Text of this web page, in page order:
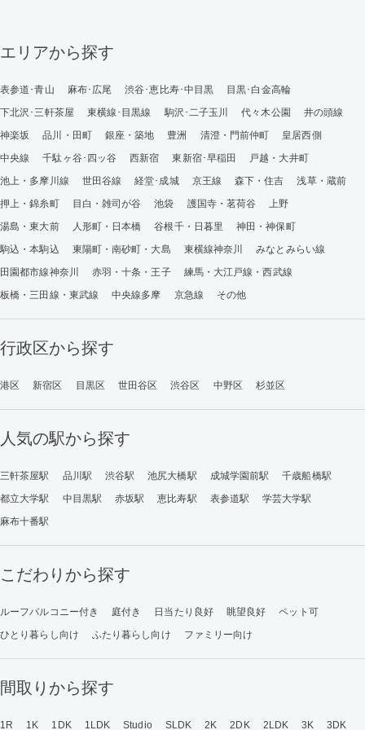
エリアから探す
表参道･青山 麻布･広尾 渋谷･恵比寿･中目黒
目黒･白金高輪
下北沢･三軒茶屋
東横線･目黒線 駒沢･二子玉川 代々木公園
井の頭線
神楽坂
品川・田町 銀座・築地 豊洲 清澄・門前仲町
皇居西側
中央線
千駄ヶ谷･四ッ谷 西新宿 東新宿･早稲田
戸越・大井町
池上・多摩川線
世田谷線 経堂･成城 京王線 森下・住吉
浅草・蔵前
押上・錦糸町
目白・雑司が谷 池袋 護国寺・茗荷谷
上野
湯島・東大前
人形町・日本橋 谷根千・日暮里
神田・神保町
駒込・本駒込
東陽町・南砂町・大島 東横線神奈川
みなとみらい線
田園都市線神奈川
赤羽・十条・王子
練馬・大江戸線・西武線
板橋・三田線・東武線
中央線多摩 京急線 その他
行政区から探す
港区 新宿区 目黒区 世田谷区 渋谷区 中野区 杉並区
人気の駅から探す
三軒茶屋駅 品川駅 渋谷駅 池尻大橋駅 成城学園前駅
千歳船橋駅
都立大学駅
中目黒駅 赤坂駅 恵比寿駅 表参道駅
学芸大学駅
麻布十番駅
こだわりから探す
ルーフバルコニー付き 庭付き 日当たり良好 眺望良好
ペット可
ひとり暮らし向け
ふたり暮らし向け ファミリー向け
間取りから探す
1R 1K 1DK 1LDK Studio SLDK 2K 2DK 2LDK 3K 3DK